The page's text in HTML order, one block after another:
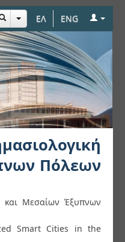
ΕΛ ENG
Μικρών και
Πόλεων
και Μεσαίων Έξυπνων
Smart Cities in the